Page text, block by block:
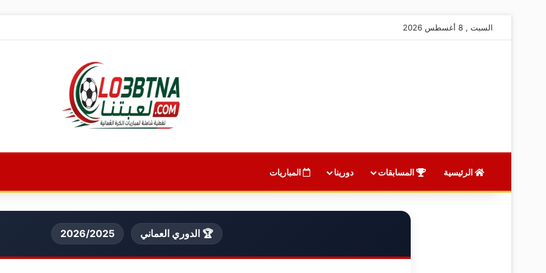
السبت , 8 أغسطس 2026
الرئيسية المسابقات دورينا المباريات
🏆 الدوري العماني 2026/2025